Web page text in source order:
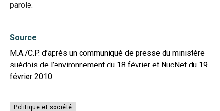
parole.
Source
M.A./C.P. d’après un communiqué de presse du ministère
suédois de l’environnement du 18 février et NucNet du 19
février 2010
Politique et société